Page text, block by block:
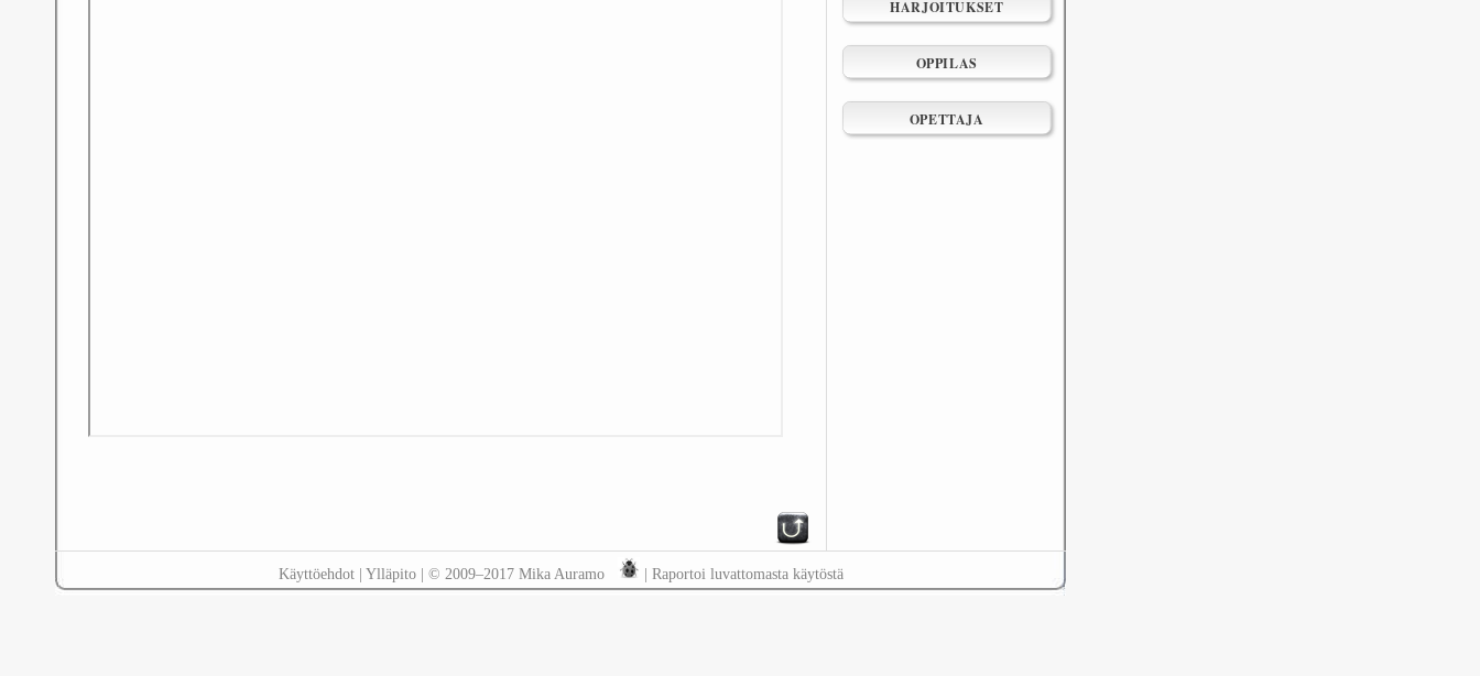
HARJOITUKSET
OPPILAS
OPETTAJA
Käyttöehdot| Ylläpito| © 2009–2017 Mika Auramo | Raportoi luvattomasta käytöstä